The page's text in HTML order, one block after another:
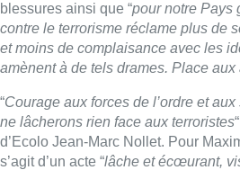
blessures ainsi que “pour notre Pays
contre le terrorisme réclame plus de
et moins de complaisance avec les
amènent à de tels drames. Place aux
“Courage aux forces de l’ordre et
ne lâcherons rien face aux terroristes
d’Ecolo Jean-Marc Nollet. Pour
s’agit d’un acte “lâche et écœurant,